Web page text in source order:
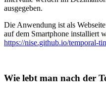
ausgegeben.
Die Anwendung ist als
auf dem Smartphone installiert
https://nise.github.io/temporal-
Wie lebt man nach der